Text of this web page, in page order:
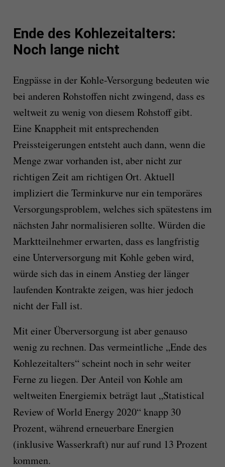
Ende des Kohlezeitalters:
Noch lange nicht
Engpässe in der Kohle-Versorgung bedeuten wie
bei anderen Rohstoffen nicht zwingend, dass es
weltweit zu wenig von diesem Rohstoff gibt.
Eine Knappheit mit entsprechenden
Preissteigerungen entsteht auch dann, wenn die
Menge zwar vorhanden ist, aber nicht zur
richtigen Zeit am richtigen Ort. Aktuell
impliziert die Terminkurve nur ein temporäres
Versorgungsproblem, welches sich spätestens im
nächsten Jahr normalisieren sollte. Würden die
Marktteilnehmer erwarten, dass es langfristig
eine Unterversorgung mit Kohle geben wird,
würde sich das in einem Anstieg der länger
laufenden Kontrakte zeigen, was hier jedoch
nicht der Fall ist.
Mit einer Überversorgung ist aber genauso
wenig zu rechnen. Das vermeintliche „Ende des
Kohlezeitalters“ scheint noch in sehr weiter
Ferne zu liegen. Der Anteil von Kohle am
weltweiten Energiemix beträgt laut „Statistical
Review of World Energy 2020“ knapp 30
Prozent, während erneuerbare Energien
(inklusive Wasserkraft) nur auf rund 13 Prozent
kommen.